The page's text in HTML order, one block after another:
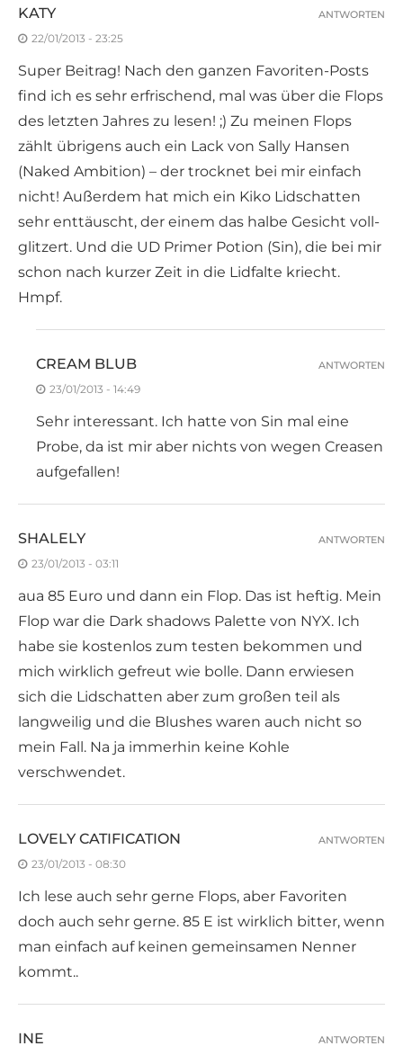
KATY
22/01/2013 - 23:25
Super Beitrag! Nach den ganzen Favoriten-Posts
find ich es sehr erfrischend, mal was über die Flops
des letzten Jahres zu lesen! ;) Zu meinen Flops
zählt übrigens auch ein Lack von Sally Hansen
(Naked Ambition) – der trocknet bei mir einfach
nicht! Außerdem hat mich ein Kiko Lidschatten
sehr enttäuscht, der einem das halbe Gesicht voll-
glitzert. Und die UD Primer Potion (Sin), die bei mir
schon nach kurzer Zeit in die Lidfalte kriecht.
Hmpf.
ANTWORTEN
CREAM BLUB
23/01/2013 - 14:49
Sehr interessant. Ich hatte von Sin mal eine
Probe, da ist mir aber nichts von wegen Creasen
aufgefallen!
ANTWORTEN
SHALELY
23/01/2013 - 03:11
aua 85 Euro und dann ein Flop. Das ist heftig. Mein
Flop war die Dark shadows Palette von NYX. Ich
habe sie kostenlos zum testen bekommen und
mich wirklich gefreut wie bolle. Dann erwiesen
sich die Lidschatten aber zum großen teil als
langweilig und die Blushes waren auch nicht so
mein Fall. Na ja immerhin keine Kohle
verschwendet.
ANTWORTEN
LOVELY CATIFICATION
23/01/2013 - 08:30
Ich lese auch sehr gerne Flops, aber Favoriten
doch auch sehr gerne. 85 E ist wirklich bitter, wenn
man einfach auf keinen gemeinsamen Nenner
kommt..
ANTWORTEN
INE ANTWORTEN